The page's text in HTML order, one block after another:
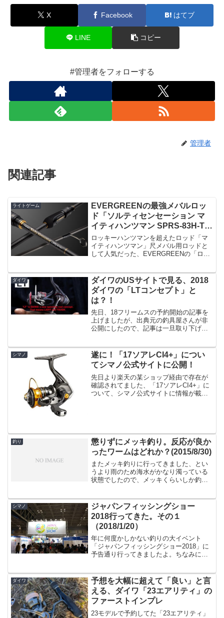
X Facebook はてブ
LINE コピー
#管理者をフォローする
管理者
関連記事
ライトゲーム
EVERGREENの最強メバルロッ
ド「ソルティセンセーション マ
イティハンツマン SPRS-83H-T」
が登場
ロッキーハンツマンを超えたロッド「マ
イティハンツマン」尺メバル用ロッドと
して人気だった、EVERGREENの「ロッ
のロッド「マイティハンツマン」が登場
です。出典：エバー...
ダイワ
ダイワのUSサイトで見る、2018
ダイワの「LTコンセプト」と
は？！
先日、18フリームスの予約開始の記事を
上げましたが、出典元の釣具屋さんが非
公開にしたので、記事は一旦取り下げま
ンセプト」ですが、こちらはUSサイトで
は公開されている情...
シマノ
遂に！「17ソアレCI4+」につい
てシマノ公式サイトに公開！
先日より楽天の某ショップ経由で存在が
確認されてました、「17ソアレCI4+」に
ついて、シマノ公式サイトに情報が載り
釣り
懲りずにメッキ釣り。反応が良か
ったワームはどれか？(2015/8/30)
またメッキ釣りに行ってきました、とい
うより雨のため海水がかなり濁っている
状態でしたので、メッキくらいしか釣れ
たことは無いのですが、釣ろうと思えば
小物なら大抵釣れます。大...
シマノ
ジャパンフィッシングショー
2018行ってきた。その１
（2018/1/20）
年に何度かしかない釣りの大イベント
「ジャパンフィッシングショー2018」に
予告通り行ってきましたよ。ちなみに行
板を見ることになるとは・・・。まずは
ダイワブースへ今回...
ダイワ
予想を大幅に超えて「良い」と言
える、ダイワ「23エアリティ」の
ファーストインプレ
23モデルで予約してた「23エアリティ」